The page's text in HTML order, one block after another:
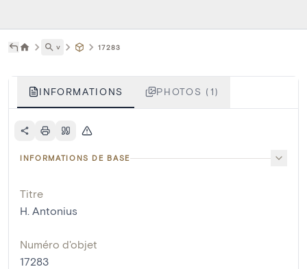
˅ 17283
INFORMATIONS PHOTOS (1)
INFORMATIONS DE BASE
Titre
H. Antonius
Numéro d'objet
17283